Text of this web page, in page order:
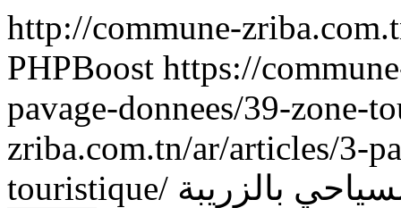
http://commune-
PHPBoost https://
pavage-donnees/39-zone-
zriba.com.tn/ar/articles/3-
touristique/ بالزريبة